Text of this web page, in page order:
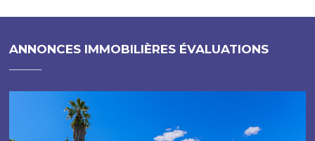
ANNONCES IMMOBILIÈRES ÉVALUATIONS